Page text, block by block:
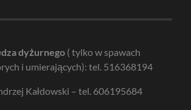
dyżurnego ( tylko w spawach
i umierających): tel. 516368194
Kałdowski – tel. 606195684